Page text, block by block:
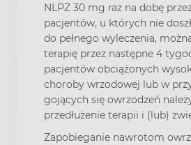
NLPZ 30 mg raz na dobę
pacjentów, u których nie
do pełnego wyleczenia,
terapię przez następne 4
pacjentów obciążonych
choroby wrzodowej lub w
gojących się owrzodzeń
przedłużenie terapii i (lub)
Zapobieganie nawrotom